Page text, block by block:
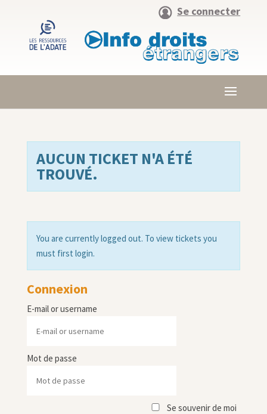
Se connecter
AUCUN TICKET N'A ÉTÉ
TROUVÉ.
You are currently logged out. To view tickets you
must first login.
Connexion
E-mail or username
Mot de passe
Se souvenir de moi